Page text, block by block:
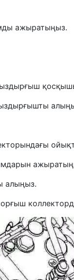
ажыратыңыз.
қыздырғыш
алыңыз.